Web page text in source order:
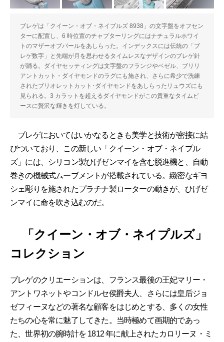
ブレゲは「クイーン・オブ・ネイプルズ 8938」の文字盤をオフセン
ターに配置し、6 時位置のチャプターリングにはナチュラルホワイ
トのマザーオブパールをあしらった。インデックスには伝統の「ブ
レゲ数字」と先端が月を思わせるタイムレスなデザインのブレゲ針
が踊る。ダイヤセッティングは文字盤のフランジやベゼル、ブリリ
アントカット・ダイヤモンドのラグにも施され、さらに希少で洗練
されたブリオレットカット･ダイヤモンドをあしらったリュウズにも
見られる。3 カラットを超えるダイヤモンドがこの貴重なタイムピ
ースに贅沢な輝きを灯している。
ブレゲにおいてはいかなるときも美学と技術が密接に結
びついており、この新しい「クイーン・オブ・ネイプル
ズ」には、シリコン製ひげゼンマイを含む脱進機と、自動
巻きの機械式ムーブメントが搭載されている。緻密なギヨ
シェ彫りを施されたプラチナ製ローターの動きが、ひげゼ
ンマイに命を吹き込むのだ。
「クイーン・オブ・ネイプルズ」
コレクション
ブレゲのクリエーションは、フランス最後の王妃マリー・
アントワネットやコンドルセ侯爵夫人、さらには皇后ジョ
ゼフィーヌなどの著名な顧客をはじめとする、多くの女性
たちの心を常に魅了してきた。当時極めて画期的であっ
た、世界初の腕時計を 1812 年に献上されたカロリーヌ・ミ